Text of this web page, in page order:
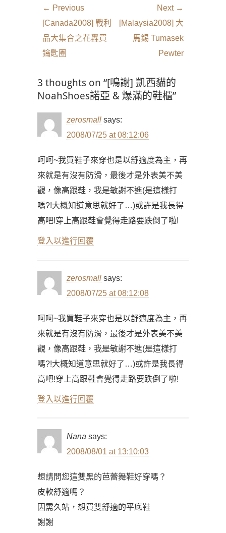
文
章
導
覽
← Previous
Previous
post:
[Canada2008] 戰利
品大集合之花轟買
鑰匙圈
Next →
Next
[Malaysia2008] 大
馬錫 Tumasek
Pewter
3 thoughts on “[鳴謝] 凱西貓的
NoahShoes諾亞 & 爆滿的鞋櫃”
zerosmall says:
2008/07/25 at 08:12:06
呵呵~我買鞋子來穿也是以舒適度為主，再
來就是有沒有防滑，最後才是外表美不美
觀，像高跟鞋，我是敏謝不進(是這樣打
嗎?!大概知道意思就好了…)或許是我長得
高吧!穿上高跟鞋會覺得走路要跌倒了啦!
登入以進行回覆
zerosmall says:
2008/07/25 at 08:12:08
呵呵~我買鞋子來穿也是以舒適度為主，再
來就是有沒有防滑，最後才是外表美不美
觀，像高跟鞋，我是敏謝不進(是這樣打
嗎?!大概知道意思就好了…)或許是我長得
高吧!穿上高跟鞋會覺得走路要跌倒了啦!
登入以進行回覆
Nana says:
2008/08/01 at 13:10:03
想請問您這雙黑的芭蕾舞鞋好穿嗎？
皮軟舒適嗎？
因需久站，想買雙舒適的平底鞋
謝謝